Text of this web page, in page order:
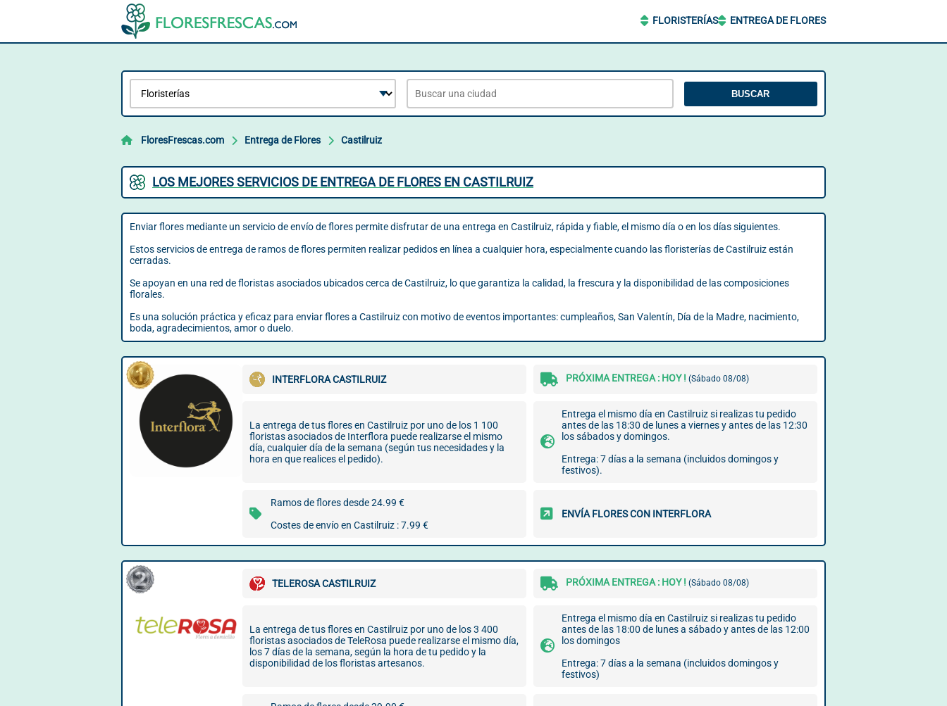
FLORISTERÍAS ENTREGA DE FLORES
BUSCAR
FloresFrescas.com Entrega de Flores Castilruiz
LOS MEJORES SERVICIOS DE ENTREGA DE FLORES EN CASTILRUIZ
Enviar flores mediante un servicio de envío de flores permite disfrutar de una entrega en Castilruiz, rápida y fiable, el mismo día o en los días siguientes.
Estos servicios de entrega de ramos de flores permiten realizar pedidos en línea a cualquier hora, especialmente cuando las floristerías de Castilruiz están
cerradas.
Se apoyan en una red de floristas asociados ubicados cerca de Castilruiz, lo que garantiza la calidad, la frescura y la disponibilidad de las composiciones
florales.
Es una solución práctica y eficaz para enviar flores a Castilruiz con motivo de eventos importantes: cumpleaños, San Valentín, Día de la Madre, nacimiento,
boda, agradecimientos, amor o duelo.
INTERFLORA CASTILRUIZ PRÓXIMA ENTREGA : HOY ! (Sábado 08/08)
La entrega de tus flores en Castilruiz por uno de los 1 100
floristas asociados de Interflora puede realizarse el mismo
día, cualquier día de la semana (según tus necesidades y la
hora en que realices el pedido).
Entrega el mismo día en Castilruiz si realizas tu pedido
antes de las 18:30 de lunes a viernes y antes de las 12:30
los sábados y domingos.
Entrega: 7 días a la semana (incluidos domingos y
festivos).
Ramos de flores desde 24.99 €
Costes de envío en Castilruiz : 7.99 €
ENVÍA FLORES CON INTERFLORA
TELEROSA CASTILRUIZ PRÓXIMA ENTREGA : HOY ! (Sábado 08/08)
La entrega de tus flores en Castilruiz por uno de los 3 400
floristas asociados de TeleRosa puede realizarse el mismo día,
los 7 días de la semana, según la hora de tu pedido y la
disponibilidad de los floristas artesanos.
Entrega el mismo día en Castilruiz si realizas tu pedido
antes de las 18:00 de lunes a sábado y antes de las 12:00
los domingos
Entrega: 7 días a la semana (incluidos domingos y
festivos)